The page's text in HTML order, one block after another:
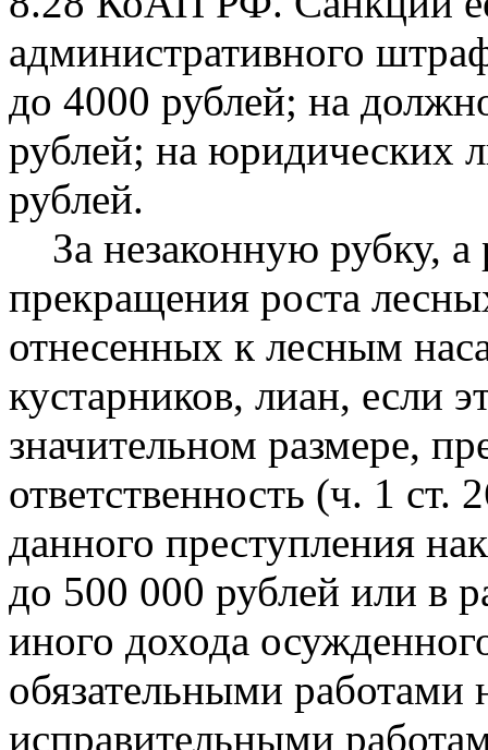
административного
до 4000 рублей; на
рублей; на юридических
рублей.
За незаконную рубку, а
прекращения роста
отнесенных к лесным
кустарников, лиан, если
значительном размере,
ответственность (ч. 1
данного преступления
до 500 000 рублей или в
иного дохода
обязательными работами
исправительными